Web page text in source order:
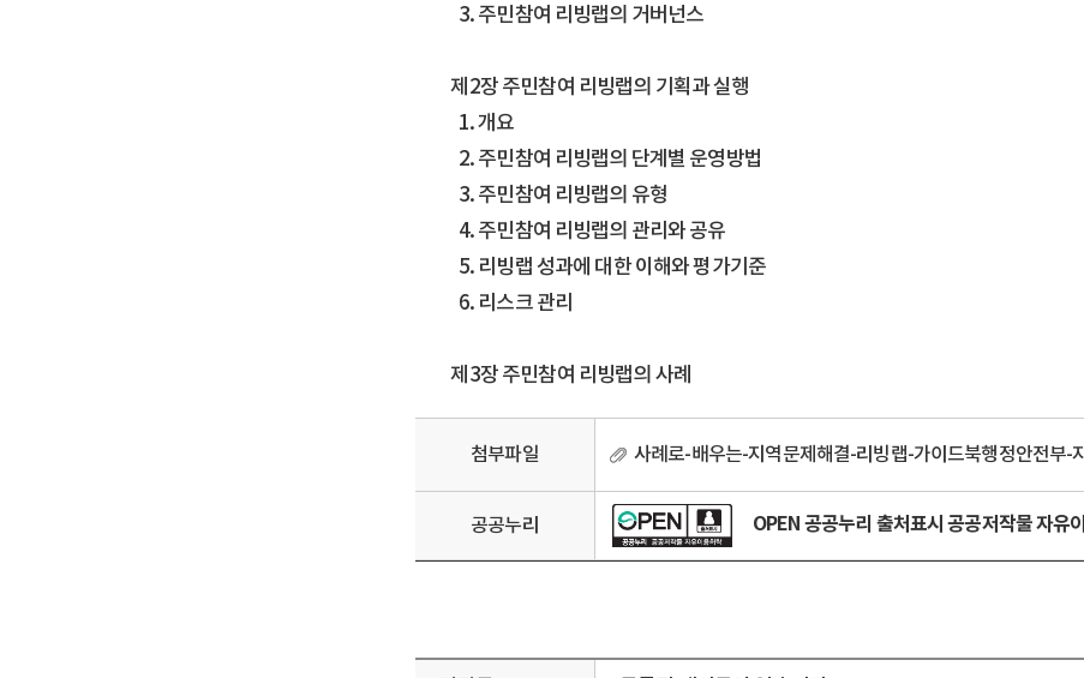
3. 주민참여 리빙랩의 거버넌스
제2장 주민참여 리빙랩의 기획과 실행
1. 개요
2. 주민참여 리빙랩의 단계별 운영방법
3. 주민참여 리빙랩의 유형
4. 주민참여 리빙랩의 관리와 공유
5. 리빙랩 성과에 대한 이해와 평가기준
6. 리스크 관리
제3장 주민참여 리빙랩의 사례
첨부파일 사례로-배우는-지역문제해결-리빙랩-가이드북행정안전부-
공공누리 OPEN 공공누리 출처표시 공공저작물 자유